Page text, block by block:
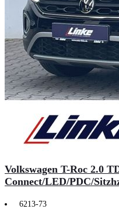
Volkswagen T-Roc 2.0
Connect/LED/PDC/
6213-73